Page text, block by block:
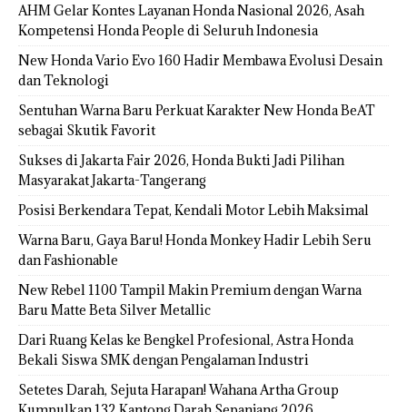
AHM Gelar Kontes Layanan Honda Nasional 2026, Asah
Kompetensi Honda People di Seluruh Indonesia
New Honda Vario Evo 160 Hadir Membawa Evolusi Desain
dan Teknologi
Sentuhan Warna Baru Perkuat Karakter New Honda BeAT
sebagai Skutik Favorit
Sukses di Jakarta Fair 2026, Honda Bukti Jadi Pilihan
Masyarakat Jakarta-Tangerang
Posisi Berkendara Tepat, Kendali Motor Lebih Maksimal
Warna Baru, Gaya Baru! Honda Monkey Hadir Lebih Seru
dan Fashionable
New Rebel 1100 Tampil Makin Premium dengan Warna
Baru Matte Beta Silver Metallic
Dari Ruang Kelas ke Bengkel Profesional, Astra Honda
Bekali Siswa SMK dengan Pengalaman Industri
Setetes Darah, Sejuta Harapan! Wahana Artha Group